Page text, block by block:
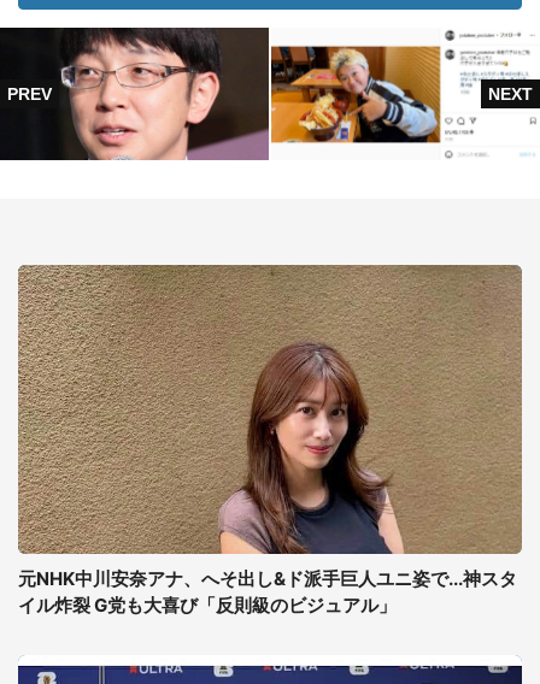
元NHK中川安奈アナ、へそ出し&ド派手巨人ユニ姿で...神スタ
イル炸裂 G党も大喜び「反則級のビジュアル」